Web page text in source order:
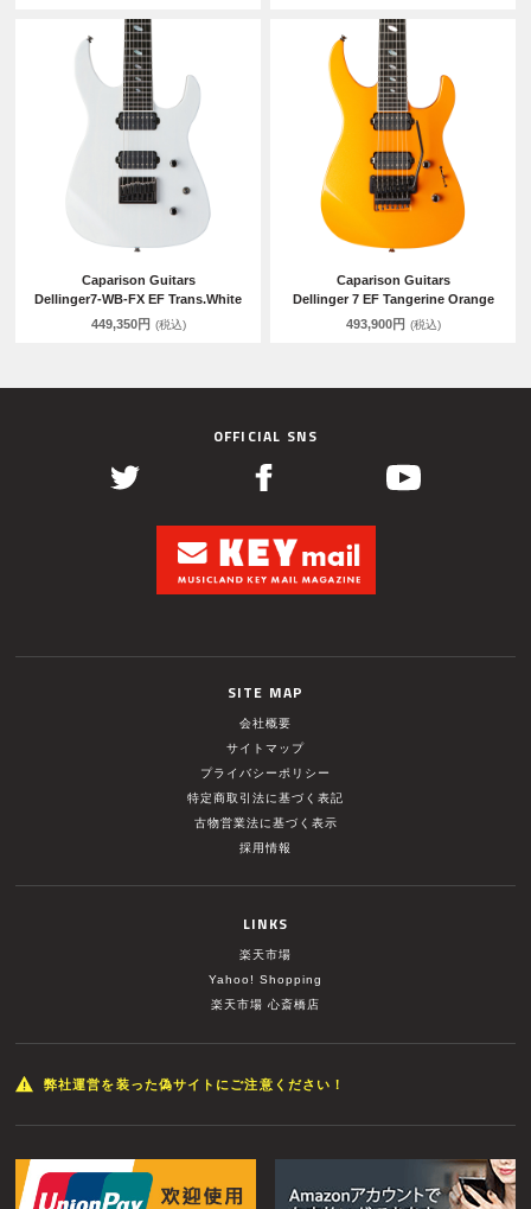
Caparison Guitars
Dellinger7-WB-FX EF Trans.White
449,350円 (税込)
Caparison Guitars
Dellinger 7 EF Tangerine Orange
493,900円 (税込)
OFFICIAL SNS
SITE MAP
会社概要
サイトマップ
プライバシーポリシー
特定商取引法に基づく表記
古物営業法に基づく表示
採用情報
LINKS
楽天市場
Yahoo! Shopping
楽天市場 心斎橋店
弊社運営を装った偽サイトにご注意ください！